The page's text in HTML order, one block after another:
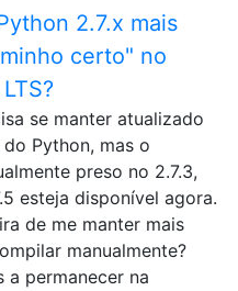
2.7.x mais
certo" no
se manter atualizado
Python, mas o
preso no 2.7.3,
esteja disponível agora.
de me manter mais
manualmente?
a permanecer na